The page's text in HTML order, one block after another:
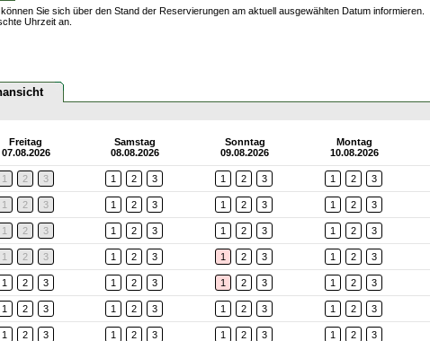
Sie sich über den Stand der Reservierungen am aktuell ausgewählten Datum informieren.
Uhrzeit an.
Freitag
07.08.2026
Samstag
08.08.2026
Sonntag
09.08.2026
Montag
10.08.2026
1 2 3 1 2 3 1 2 3 1 2 3
1 2 3 1 2 3 1 2 3 1 2 3
1 2 3 1 2 3 1 2 3 1 2 3
1 2 3 1 2 3 1 2 3 1 2 3
1 2 3 1 2 3 1 2 3 1 2 3
1 2 3 1 2 3 1 2 3 1 2 3
1 2 3 1 2 3 1 2 3 1 2 3